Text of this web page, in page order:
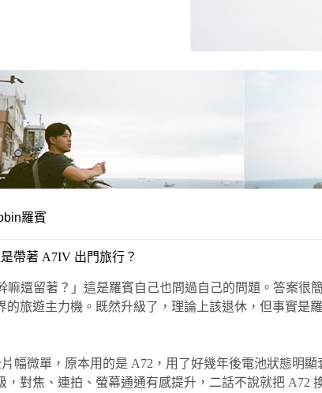
羅賓
帶著 A7IV 出門旅行？
嘛還留著？」這是羅賓自己也問過自己的問題。答案很簡
的旅遊主力機。既然升級了，理論上該退休，但事實
幅微單，原本用的是 A72，用了好幾年後電池狀態明
對焦、連拍、螢幕通通有感提升，二話不說就把 A72